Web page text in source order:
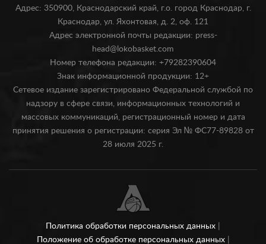
Адрес: 350900, Краснодарский край, г.о. город Краснодар, г.
Краснодар, ул. Яхонтовая, д. 2, оф. 121
Адрес электронной почты редакции: press-
head@lokobasket.com
Номер телефона редакции: +79282390604
Знак информационной продукции: 12+
Сетевое издание зарегистрировано Федеральной службой по
надзору в сфере связи, информационных технологий и
массовых коммуникаций, регистрационный номер и дата
принятия решения о регистрации: серия Эл № ФС77-89828 от
28 июля 2025 г.
Политика обработки персональных данных
Положение об обработке персональных данных